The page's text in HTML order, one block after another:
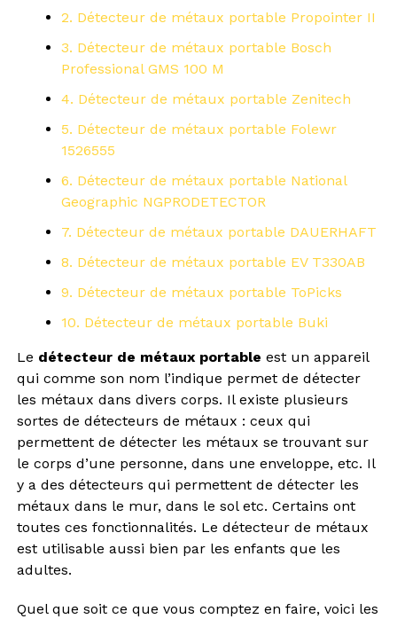
2. Détecteur de métaux portable Propointer II
3. Détecteur de métaux portable Bosch
Professional GMS 100 M
4. Détecteur de métaux portable Zenitech
5. Détecteur de métaux portable Folewr
1526555
6. Détecteur de métaux portable National
Geographic ‎NGPRODETECTOR
7. Détecteur de métaux portable DAUERHAFT
8. Détecteur de métaux portable EV T330AB
9. Détecteur de métaux portable ToPicks
10. Détecteur de métaux portable Buki
Le détecteur de métaux portable est un appareil
qui comme son nom l’indique permet de détecter
les métaux dans divers corps. Il existe plusieurs
sortes de détecteurs de métaux : ceux qui
permettent de détecter les métaux se trouvant sur
le corps d’une personne, dans une enveloppe, etc. Il
y a des détecteurs qui permettent de détecter les
métaux dans le mur, dans le sol etc. Certains ont
toutes ces fonctionnalités. Le détecteur de métaux
est utilisable aussi bien par les enfants que les
adultes.
Quel que soit ce que vous comptez en faire, voici les